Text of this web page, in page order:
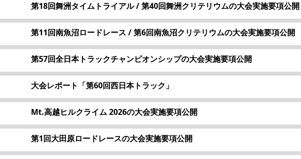
第18回舞洲タイムトライアル / 第40回舞洲クリテリウムの大会実施要項公開
第11回南魚沼ロードレース / 第6回南魚沼クリテリウムの大会実施要項公開
第57回全日本トラックチャンピオンシップの大会実施要項公開
大会レポート「第60回西日本トラック」
Mt.高越ヒルクライム 2026の大会実施要項公開
第1回大田原ロードレースの大会実施要項公開